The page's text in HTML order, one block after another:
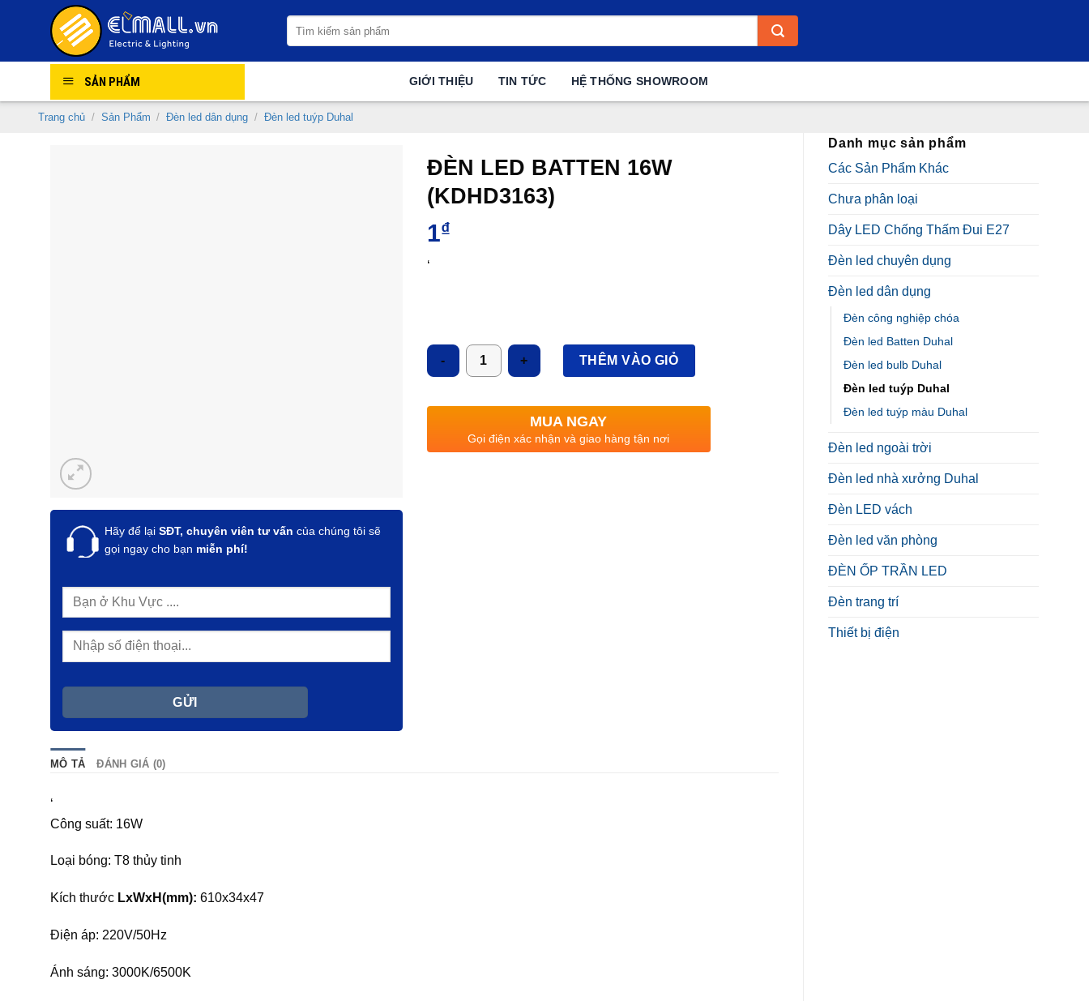
kiếm:
SẢN PHẨM GIỚI THIỆU TIN TỨC HỆ THỐNG SHOWROOM
Trang chủ / Sản Phẩm / Đèn led dân dụng / Đèn led tuýp Duhal
Danh mục sản phẩm
Các Sản Phẩm Khác
Chưa phân loại
Dây LED Chống Thấm Đui E27
Đèn led chuyên dụng
Đèn led dân dụng
Đèn công nghiệp chóa
Đèn led Batten Duhal
Đèn led bulb Duhal
Đèn led tuýp Duhal
Đèn led tuýp màu Duhal
Đèn led ngoài trời
Đèn led nhà xưởng Duhal
Đèn LED vách
Đèn led văn phòng
ĐÈN ỐP TRẦN LED
Đèn trang trí
Thiết bị điện
Hãy để lại SĐT, chuyên viên tư vấn của chúng tôi sẽ
gọi ngay cho bạn miễn phí!
ĐÈN LED BATTEN 16W
(KDHD3163)
1₫
‘
Số lượng
THÊM VÀO GIỎ
MUA NGAY
Gọi điện xác nhận và giao hàng tận nơi
MÔ TẢ ĐÁNH GIÁ (0)
‘
Công suất: 16W
Loại bóng: T8 thủy tinh
Kích thước LxWxH(mm): 610x34x47
Điện áp: 220V/50Hz
Ánh sáng: 3000K/6500K